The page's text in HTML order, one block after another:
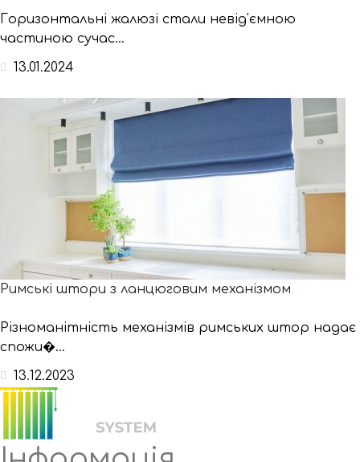
Горизонтальні жалюзі стали невід'ємною
частиною сучас...
13.01.2024
Римські штори з ланцюговим механізмом
Різноманітність механізмів римських штор надає
спожи�...
13.12.2023